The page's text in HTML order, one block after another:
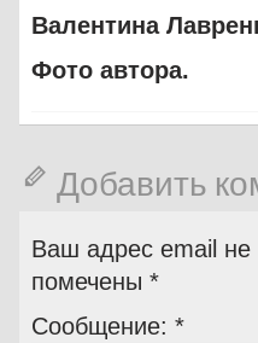
Валентина
Фото автора.
Добавить
Ваш адрес email не
помечены *
Сообщение: *